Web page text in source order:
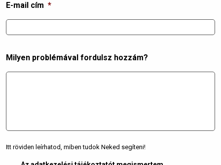
E-mail cím *
Milyen problémával fordulsz hozzám?
Itt röviden leírhatod, miben tudok Neked segíteni!